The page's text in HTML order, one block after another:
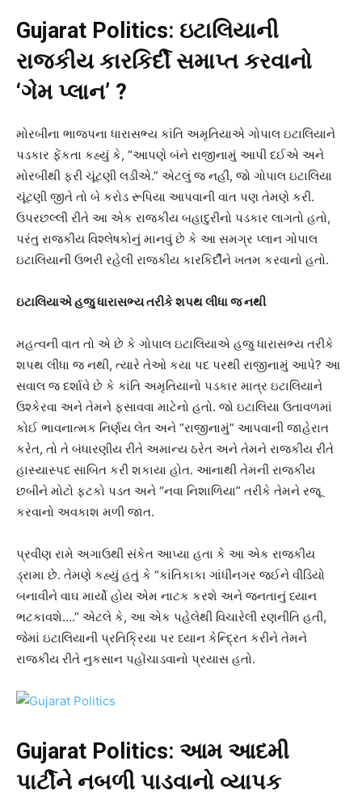
Gujarat Politics: ઇટાલિયાની
રાજકીય કારકિર્દી સમાપ્ત કરવાનો
‘ગેમ પ્લાન’ ?
મોરબીના ભાજપના ધારાસભ્ય કાંતિ અમૃતિયાએ ગોપાલ ઇટાલિયાને
પડકાર ફેંકતા કહ્યું કે, “આપણે બંને રાજીનામું આપી દઈએ અને
મોરબીથી ફરી ચૂંટણી લડીએ.” એટલું જ નહીં, જો ગોપાલ ઇટાલિયા
ચૂંટણી જીતે તો બે કરોડ રૂપિયા આપવાની વાત પણ તેમણે કરી.
ઉપરછલ્લી રીતે આ એક રાજકીય બહાદુરીનો પડકાર લાગતો હતો,
પરંતુ રાજકીય વિશ્લેષકોનું માનવું છે કે આ સમગ્ર પ્લાન ગોપાલ
ઇટાલિયાની ઉભરી રહેલી રાજકીય કારકિર્દીને ખતમ કરવાનો હતો.
ઇટાલિયાએ હજુ ધારાસભ્ય તરીકે શપથ લીધા જ નથી
મહત્વની વાત તો એ છે કે ગોપાલ ઇટાલિયાએ હજુ ધારાસભ્ય તરીકે
શપથ લીધા જ નથી, ત્યારે તેઓ કયા પદ પરથી રાજીનામું આપે? આ
સવાલ જ દર્શાવે છે કે કાંતિ અમૃતિયાનો પડકાર માત્ર ઇટાલિયાને
ઉશ્કેરવા અને તેમને ફસાવવા માટેનો હતો. જો ઇટાલિયા ઉતાવળમાં
કોઈ ભાવનાત્મક નિર્ણય લેત અને “રાજીનામું” આપવાની જાહેરાત
કરેત, તો તે બંધારણીય રીતે અમાન્ય ઠરેત અને તેમને રાજકીય રીતે
હાસ્યાસ્પદ સાબિત કરી શકાયા હોત. આનાથી તેમની રાજકીય
છબીને મોટો ફટકો પડત અને “નવા નિશાળિયા” તરીકે તેમને રજૂ
કરવાનો અવકાશ મળી જાત.
પ્રવીણ રામે અગાઉથી સંકેત આપ્યા હતા કે આ એક રાજકીય
ડ્રામા છે. તેમણે કહ્યું હતું કે “કાંતિકાકા ગાંધીનગર જઈને વીડિયો
બનાવીને વાઘ માર્યો હોય એમ નાટક કરશે અને જનતાનું ધ્યાન
ભટકાવશે….” એટલે કે, આ એક પહેલેથી વિચારેલી રણનીતિ હતી,
જેમાં ઇટાલિયાની પ્રતિક્રિયા પર ધ્યાન કેન્દ્રિત કરીને તેમને
રાજકીય રીતે નુકસાન પહોંચાડવાનો પ્રયાસ હતો.
Gujarat Politics: આમ આદમી
પાર્ટીને નબળી પાડવાનો વ્યાપક